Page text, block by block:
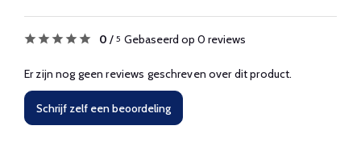
0 / 5 Gebaseerd op 0 reviews
Er zijn nog geen reviews geschreven over dit product.
Schrijf zelf een beoordeling